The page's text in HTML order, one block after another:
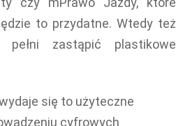
to przydatne. Wtedy też
zastąpić plastikowe
się to użyteczne
cyfrowych